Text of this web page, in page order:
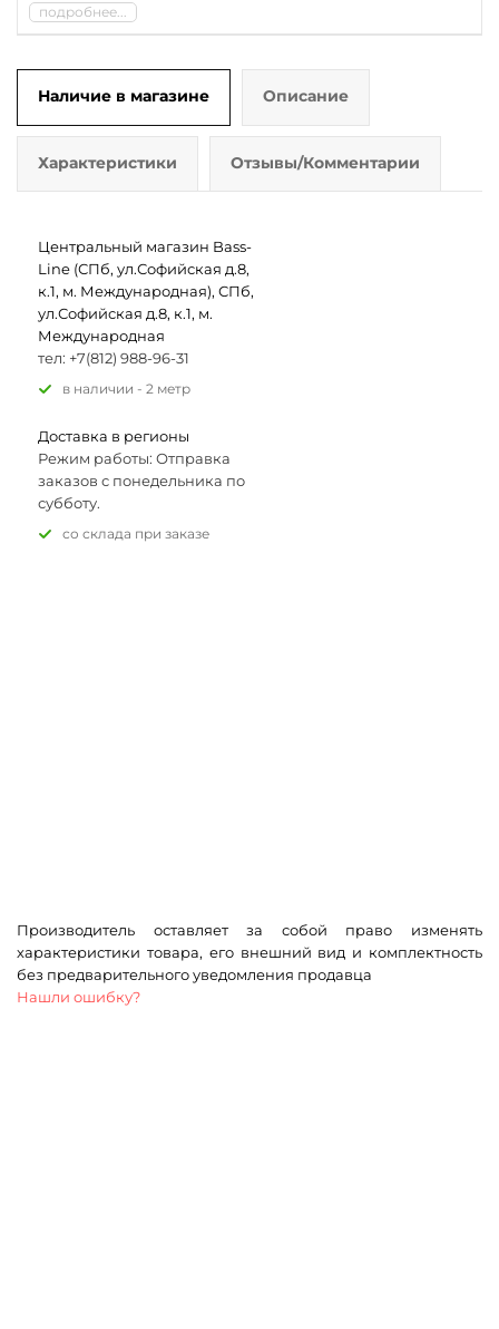
подробнее...
Наличие в магазине Описание
Характеристики Отзывы/Комментарии
Центральный магазин Bass-
Line (СПб, ул.Софийская д.8,
к.1, м. Международная), СПб,
ул.Софийская д.8, к.1, м.
Международная
тел: +7(812) 988-96-31
В наличии - 2 метр
Доставка в регионы
Режим работы: Отправка
заказов с понедельника по
субботу.
Со склада при заказе
Производитель оставляет за собой право изменять
характеристики товара, его внешний вид и комплектность
без предварительного уведомления продавца
Нашли ошибку?